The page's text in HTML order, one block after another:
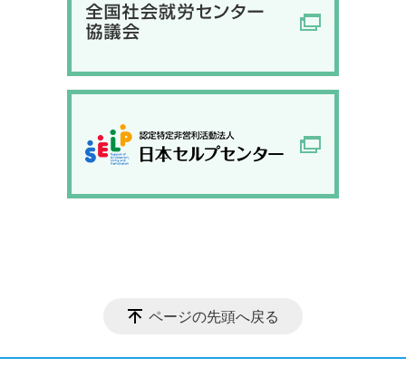
ページの先頭へ戻る